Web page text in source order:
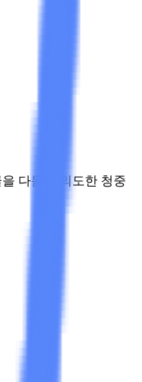
다듬어 의도한 청중